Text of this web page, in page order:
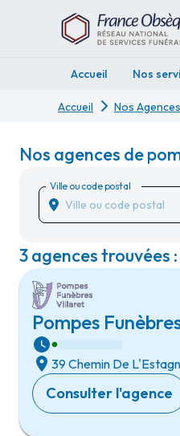
Accueil Nos
Accueil Nos Agences
Nos agences de
Ville ou code postal
3 agences trouvées :
Pompes
39 Chemin De
Consulter l'agence